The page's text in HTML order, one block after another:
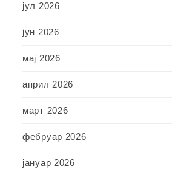
јул 2026
јун 2026
мај 2026
април 2026
март 2026
фебруар 2026
јануар 2026